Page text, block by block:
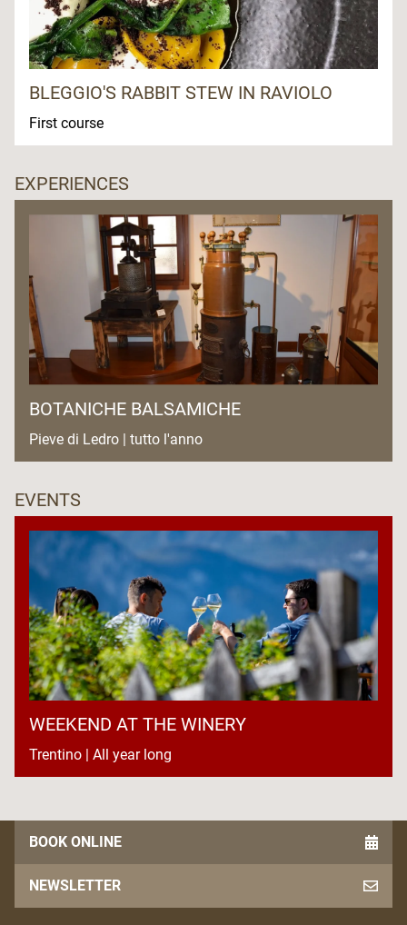
BLEGGIO'S RABBIT STEW IN RAVIOLO
First course
EXPERIENCES
BOTANICHE BALSAMICHE
Pieve di Ledro | tutto l'anno
EVENTS
WEEKEND AT THE WINERY
Trentino | All year long
BOOK ONLINE
NEWSLETTER